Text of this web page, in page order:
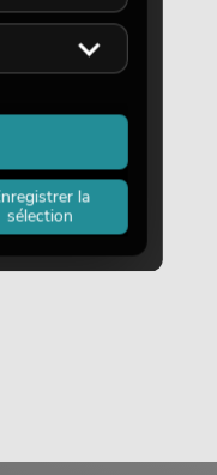
la
sélection